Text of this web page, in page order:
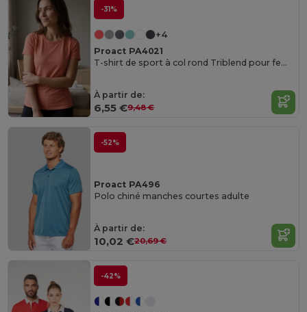
-31%
+4
Proact PA4021
T-shirt de sport à col rond Triblend pour femme
À partir de:
6,55 €9,48 €
-52%
Proact PA496
Polo chiné manches courtes adulte
À partir de:
10,02 €20,69 €
-42%